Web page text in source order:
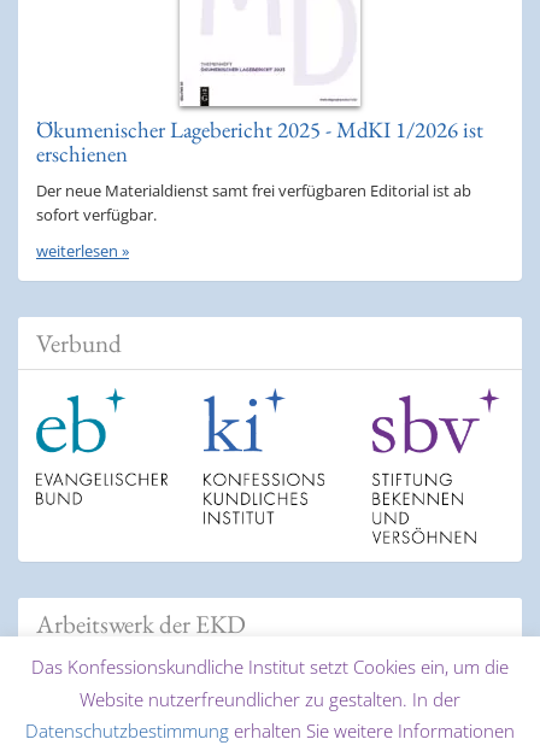
Ökumenischer Lagebericht 2025 - MdKI 1/2026 ist
erschienen
Der neue Materialdienst samt frei verfügbaren Editorial ist ab
sofort verfügbar.
weiterlesen »
Verbund
Arbeitswerk der EKD
Das Konfessionskundliche Institut setzt Cookies ein, um die
Website nutzerfreundlicher zu gestalten. In der
Datenschutzbestimmung erhalten Sie weitere Informationen